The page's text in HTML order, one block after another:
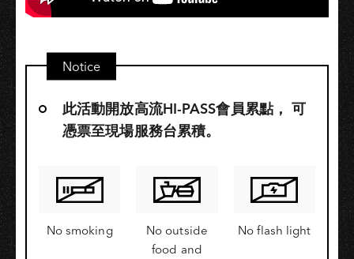
Notice
此活動開放高流HI-PASS會員累點，​ 可
憑票至現場服務台累積。
No smoking
No outside
food and
No flash light